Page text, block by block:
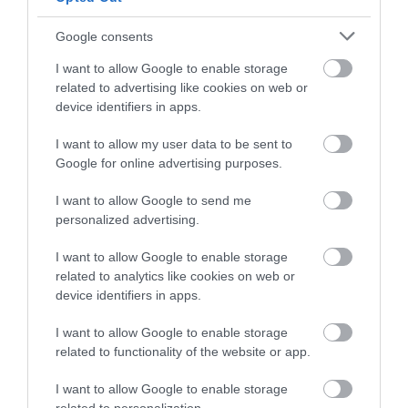
Google consents
I want to allow Google to enable storage
related to advertising like cookies on web or
device identifiers in apps.
I want to allow my user data to be sent to
Google for online advertising purposes.
I want to allow Google to send me
personalized advertising.
I want to allow Google to enable storage
related to analytics like cookies on web or
device identifiers in apps.
I want to allow Google to enable storage
related to functionality of the website or app.
I want to allow Google to enable storage
Ezek a rétegvizsgálatok feltárták a barlang
szakadozott foglaltsági történetét. Ezt több mint 58
000 évvel ezelőttre datálták a radiokarbonos
kormeghatározás segítségével, ami összhangban
pontokból, ujjhegyekből és kezekből álló absztrakt
alkotásoknak – korábban kapott dátumával. Ez a
barlang neandervölgyi megszállása volt, amely
körülbelül 43 000 évvel ezelőtt szűnt meg.
Úgy tűnik, hogy a modern emberek 35 000 évvel
ezelőtt érkeztek a térségbe, ami arra utal, hogy a
barlang jó ideig, körülbelül 7 000 évig nem volt
használatban. A modern ember megérkezésétől
kezdve a barlangot a kálkolitikum, vagyis a rézkor
Érdekes módon, bár jóval később érkeztek, úgy